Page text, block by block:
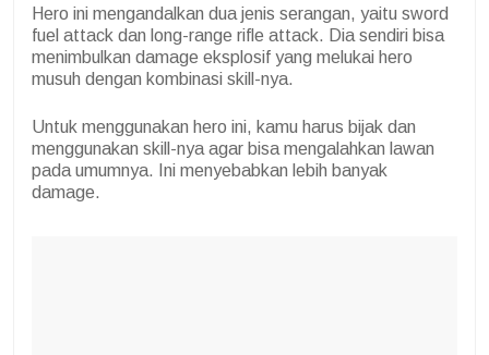
Hero ini mengandalkan dua jenis serangan, yaitu sword
fuel attack dan long-range rifle attack. Dia sendiri bisa
menimbulkan damage eksplosif yang melukai hero
musuh dengan kombinasi skill-nya.
Untuk menggunakan hero ini, kamu harus bijak dan
menggunakan skill-nya agar bisa mengalahkan lawan
pada umumnya. Ini menyebabkan lebih banyak
damage.